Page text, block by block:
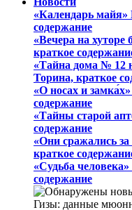
«Календарь
содержание
«Вечера на
краткое
«Тайна дома № 12
Торина, краткое
«О носах и
содержание
«Тайны старой
содержание
«Они сражались
краткое
«Судьба
содержание